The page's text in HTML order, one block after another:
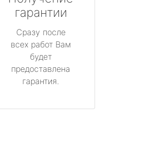
гарантии
Сразу после
всех работ Вам
будет
предоставлена
гарантия.